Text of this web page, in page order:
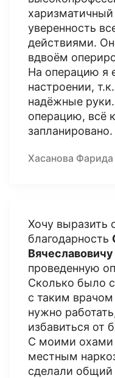
уверенность
действиями.
вдвоём
На операцию я
настроении,
надёжные
операцию, всё
запланировано.
Хасанова
Хочу выразить
благодарность
Вячеславовичу
проведенную
Сколько было
с таким
нужно
избавиться от
С моими охами
местным
сделали общий